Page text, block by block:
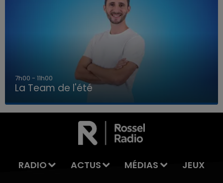
LA TEAM DE L'ÉTÉ
7h00 - 11h00
La Team de l'été
RADIO ACTUS MÉDIAS
JEUX